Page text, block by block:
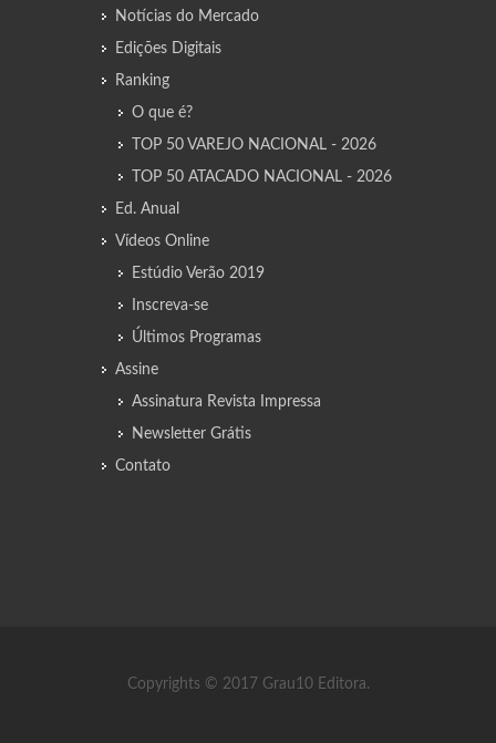
Notícias do Mercado
Edições Digitais
Ranking
O que é?
TOP 50 VAREJO NACIONAL - 2026
TOP 50 ATACADO NACIONAL - 2026
Ed. Anual
Vídeos Online
Estúdio Verão 2019
Inscreva-se
Últimos Programas
Assine
Assinatura Revista Impressa
Newsletter Grátis
Contato
Copyrights © 2017 Grau10 Editora.